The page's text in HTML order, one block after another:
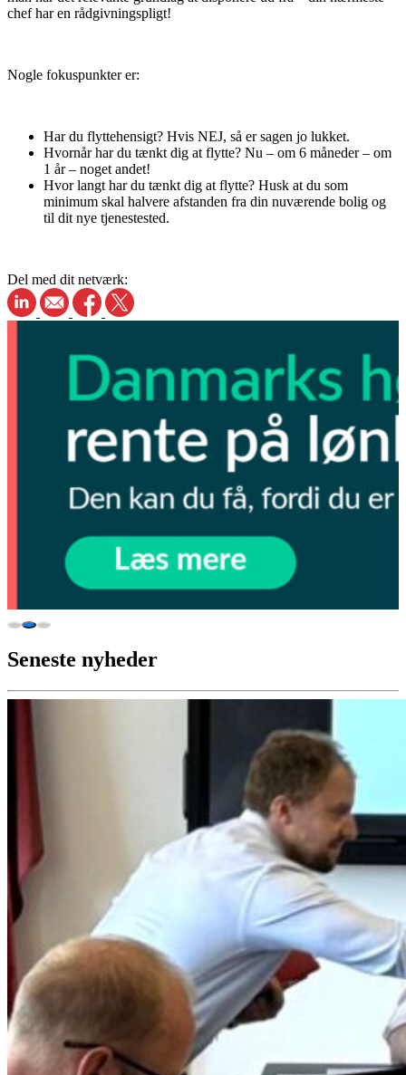
chef har en rådgivningspligt!
Nogle fokuspunkter er:
Har du flyttehensigt? Hvis NEJ, så er sagen jo lukket.
Hvornår har du tænkt dig at flytte? Nu – om 6 måneder – om
1 år – noget andet!
Hvor langt har du tænkt dig at flytte? Husk at du som
minimum skal halvere afstanden fra din nuværende bolig og
til dit nye tjenestested.
Del med dit netværk:
Seneste nyheder